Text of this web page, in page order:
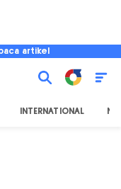
artikel
INTERNATIONAL